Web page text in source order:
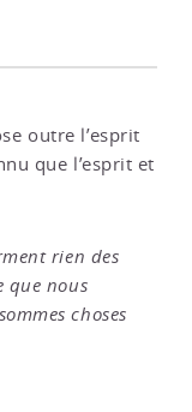
outre l’esprit
que l’esprit et
rien des
que nous
choses